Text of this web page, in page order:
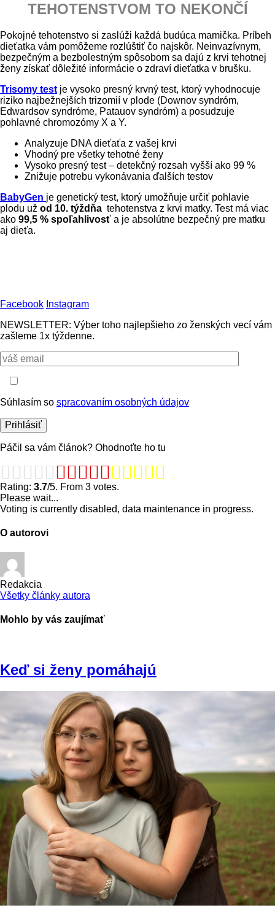
TEHOTENSTVOM TO NEKONČÍ
Pokojné tehotenstvo si zaslúži každá budúca mamička. Príbeh
dieťatka vám pomôžeme rozlúštiť čo najskôr. Neinvazívnym,
bezpečným a bezbolestným spôsobom sa dajú z krvi tehotnej
ženy získať dôležité informácie o zdraví dieťatka v brušku.
Trisomy test je vysoko presný krvný test, ktorý vyhodnocuje
riziko najbežnejších trizomií v plode (Downov syndróm,
Edwardsov syndróme, Patauov syndróm) a posudzuje
pohlavné chromozómy X a Y.
Analyzuje DNA dieťaťa z vašej krvi
Vhodný pre všetky tehotné ženy
Vysoko presný test – detekčný rozsah vyšší ako 99 %
Znižuje potrebu vykonávania ďalších testov
BabyGen je genetický test, ktorý umožňuje určiť pohlavie
plodu už od 10. týždňa tehotenstva z krvi matky. Test má viac
ako 99,5 % spoľahlivosť a je absolútne bezpečný pre matku
aj dieťa.
Facebook Instagram
NEWSLETTER: Výber toho najlepšieho zo ženských vecí vám
zašleme 1x týždenne.
Súhlasím so spracovaním osobných údajov
Páčil sa vám článok? Ohodnoťte ho tu
Rating: 3.7/5. From 3 votes.
Please wait...
Voting is currently disabled, data maintenance in progress.
O autorovi
Redakcia
Všetky články autora
Mohlo by vás zaujímať
Keď si ženy pomáhajú